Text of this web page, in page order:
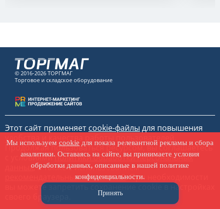
© 2016-2026 ТОРГМАГ
Торговое и складское оборудование
Этот сайт применяет cookie-файлы для повышения
удобства и качества работы пользователей.
Продолжая пользоваться ресурсом, вы соглашаетесь
с условиямиполитики обработки персональных
данных, а также с использованием
рекомендательных технологий. При необходимости
вы можете запретить сохранение cookie в настройках
своего браузера.
Мы используем cookie для показа релевантной рекламы и сбора
аналитики. Оставаясь на сайте, вы принимаете условия
обработки данных, описанные в нашей политике
конфиденциальности.
Принять